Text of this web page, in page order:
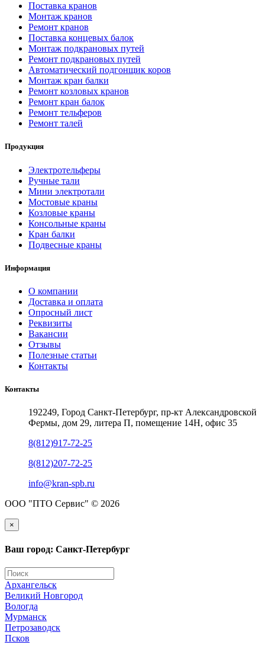
Поставка кранов
Монтаж кранов
Ремонт кранов
Поставка концевых балок
Монтаж подкрановых путей
Ремонт подкрановых путей
Автоматический подгонщик коров
Монтаж кран балки
Ремонт козловых кранов
Ремонт кран балок
Ремонт тельферов
Ремонт талей
Продукция
Электротельферы
Ручные тали
Мини электротали
Мостовые краны
Козловые краны
Консольные краны
Кран балки
Подвесные краны
Информация
О компании
Доставка и оплата
Опросный лист
Реквизиты
Вакансии
Отзывы
Полезные статьи
Контакты
Контакты
192249, Город Санкт-Петербург, пр-кт Александровской
Фермы, дом 29, литера П, помещение 14Н, офис 35
8(812)917-72-25
8(812)207-72-25
info@kran-spb.ru
ООО "ПТО Сервис" © 2026
×
Ваш город: Санкт-Петербург
Архангельск
Великий Новгород
Вологда
Мурманск
Петрозаводск
Псков